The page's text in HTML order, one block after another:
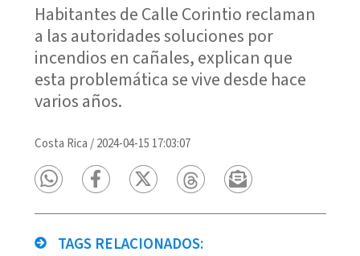
Habitantes de Calle Corintio reclaman
a las autoridades soluciones por
incendios en cañales, explican que
esta problemática se vive desde hace
varios años.
Costa Rica /2024-04-15 17:03:07
TAGS RELACIONADOS: